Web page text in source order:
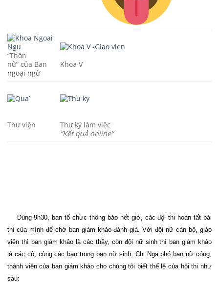
“Thôn
nữ” của Ban
ngoại ngữ
Khoa V
Thư viện
Thư ký làm việc
“Kết quả online”
Đúng 9h30, ban tổ chức thông báo hết giờ, các đội thi hoàn tất bài
thi của mình để chờ ban giám khảo đánh giá. Với đội nữ cán bộ, giáo
viên thì ban giám khảo là các thầy, còn đội nữ sinh thì ban giám khảo
là các cô, cùng các bạn trong ban nữ sinh. Chị Nga phó ban nữ công,
thành viên của ban giám khảo cho chúng tôi biết thể lệ của hội thi như
sau: